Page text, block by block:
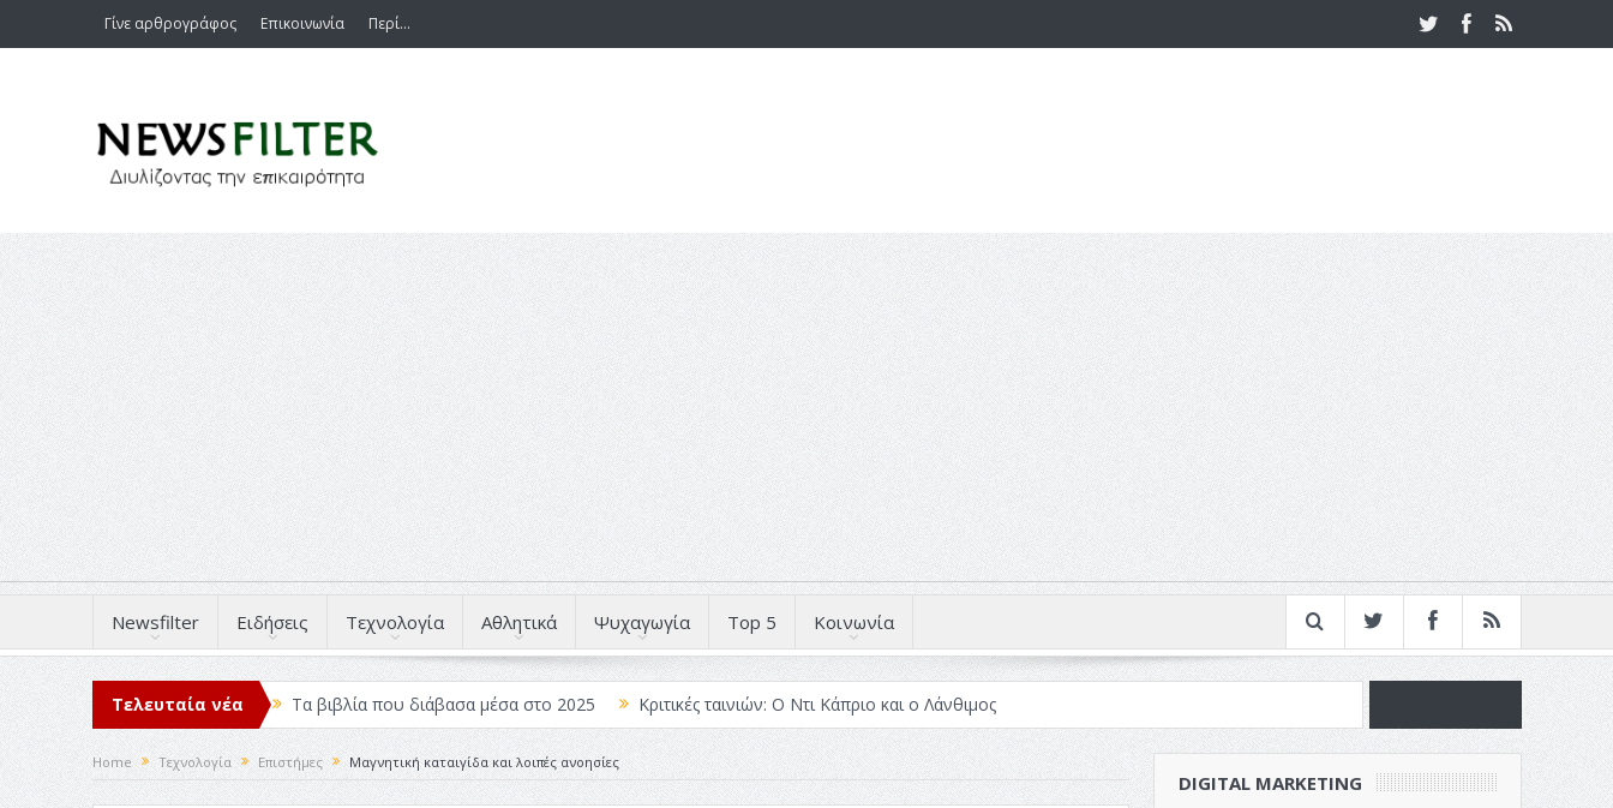
Γίνε αρθρογράφος Επικοινωνία Περί…
Newsfilter Ειδήσεις Τεχνολογία Αθλητικά Ψυχαγωγία Top 5 Κοινωνία
Τελευταία νέα Τα βιβλία που διάβασα μέσα στο 2025
Κριτικές ταινιών: Ο Ντι Κάπριο και ο Λάνθιμος
Σχεδιασμός που «Μιλάει» Χωρίς Λέξεις
Σπιρτόκουτο: η απόλυτη αντισυμβατική καλοκαιρινή ταινία
Το Top 5 της εβδομάδας #517
Το νουάρ στον ελληνικό κινηματογράφο
Home Τεχνολογία Επιστήμες Μαγνητική καταιγίδα και λοιπές ανοησίες
DIGITAL MARKETING